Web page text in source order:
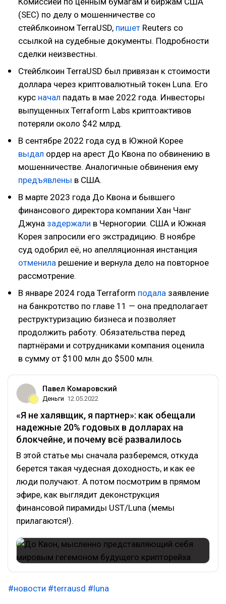
(SEC) по делу о мошенничестве со
стейблкоином TerraUSD, пишет Reuters со
ссылкой на судебные документы. Подробности
сделки неизвестны.
Стейблкоин TerraUSD был привязан к стоимости
доллара через криптовалютный токен Luna. Его
курс начал падать в мае 2022 года. Инвесторы
выпущенных Terraform Labs криптоактивов
потеряли около $42 млрд.
В сентябре 2022 года суд в Южной Корее
выдал ордер на арест До Квона по обвинению в
мошенничестве. Аналогичные обвинения ему
предъявлены в США.
В марте 2023 года До Квона и бывшего
финансового директора компании Хан Чанг
Джуна задержали в Черногории. США и Южная
Корея запросили его экстрадицию. В ноябре
суд одобрил её, но апелляционная инстанция
отменила решение и вернула дело на повторное
рассмотрение.
В январе 2024 года Terraform подала заявление
на банкротство по главе 11 — она предполагает
реструктуризацию бизнеса и позволяет
продолжить работу. Обязательства перед
партнёрами и сотрудниками компания оценила
в сумму от $100 млн до $500 млн.
Павел Комаровский
Деньги 12.05.2022
«Я не халявщик, я партнер»: как обещали
надежные 20% годовых в долларах на
блокчейне, и почему всё развалилось
В этой статье мы сначала разберемся, откуда
берется такая чудесная доходность, и как ее
люди получают. А потом посмотрим в прямом
эфире, как выглядит деконструкция
финансовой пирамиды UST/Luna (мемы
прилагаются!).
#новости #terrausd #luna